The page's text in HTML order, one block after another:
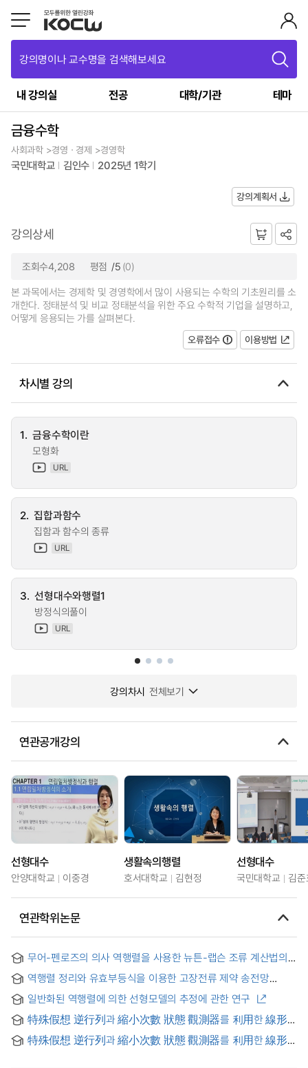
강의명이나 교수명을 검색해보세요
내 강의실 전공 대학/기관 테마
금융수학
사회과학 >경영ㆍ경제 >경영학
국민대학교 김인수 2025년 1학기
강의계획서
강의상세
조회수4,208 평점 /5 (0)
본 과목에서는 경제학 및 경영학에서 많이 사용되는 수학의 기초원리를 소
개한다. 정태분석 및 비교 정태분석을 위한 주요 수학적 기업을 설명하고,
어떻게 응용되는 가를 살펴본다.
오류접수
이용방법
차시별 강의
1. 금융수학이란
모형화
URL
2. 집합과함수
집함과 함수의 종류
URL
3. 선형대수와행렬1
방정식의풀이
URL
강의차시 전체보기
연관공개강의
선형대수
안양대학교 이중경
생활속의행렬
호서대학교 김현정
선형대수
국민대학교 김
연관학위논문
무어-펜로즈의 의사 역행렬을 사용한 뉴튼-랩슨 조류 계산법의
특이점 핸들링 = Singularity Handling in Newton-Raphson
Power Flow Calculation Using Moore-Penrose Pseudo-
Inverse
역행렬 정리와 유효부등식을 이용한 고장전류 제약 송전망
확장계획에 관한 연구 = A Study on the Transmission
Expansion Planning Considering the Fault Current
Constraint Using Matrix Inversion Lemma and Valid
Inequality
일반화된 역행렬에 의한 선형모델의 추정에 관한 연구
特殊假想 逆行列과 縮小次數 狀態 觀測器를 利用한 線形
多變數 離散時間 追跡制御
特殊假想 逆行列과 縮小次數 狀態 觀測器를 利用한 線形